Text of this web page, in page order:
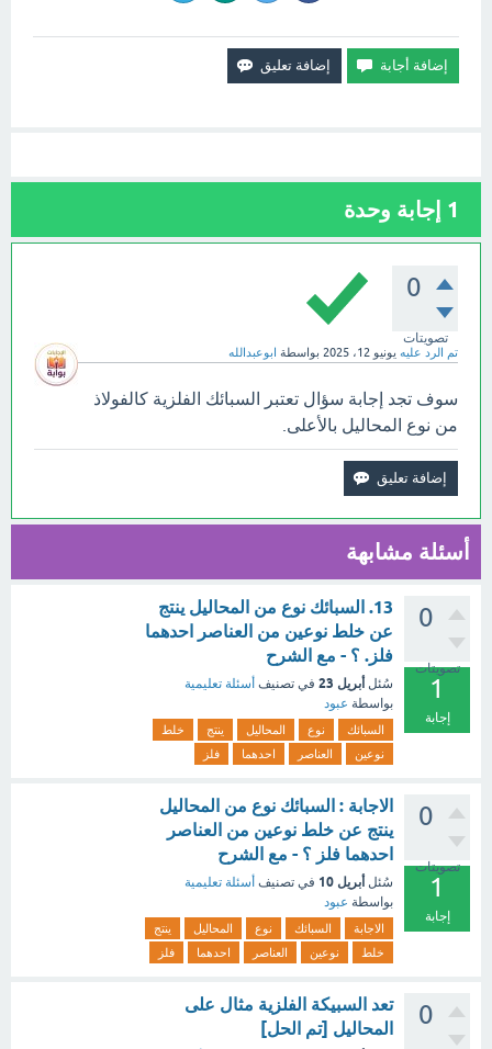
1 إجابة وحدة
0
تصويتات
تم الرد عليه يونيو 12، 2025 بواسطة ابوعبدالله
سوف تجد إجابة سؤال تعتبر السبائك الفلزية كالفولاذ
من نوع المحاليل بالأعلى.
أسئلة مشابهة
0
تصويتات
1
إجابة
13. السبائك نوع من المحاليل ينتج
عن خلط نوعين من العناصر احدهما
فلز. ؟ - مع الشرح
سُئل أبريل 23 في تصنيف أسئلة تعليمية
بواسطة عبود
السبائك نوع المحاليل ينتج
خلط
نوعين
العناصر احدهما فلز
0
تصويتات
1
إجابة
الاجابة : السبائك نوع من المحاليل
ينتج عن خلط نوعين من العناصر
احدهما فلز ؟ - مع الشرح
سُئل أبريل 10 في تصنيف أسئلة تعليمية
بواسطة عبود
الاجابة السبائك نوع المحاليل
ينتج
خلط
نوعين العناصر احدهما فلز
0
تعد السبيكة الفلزية مثال على
المحاليل [تم الحل]